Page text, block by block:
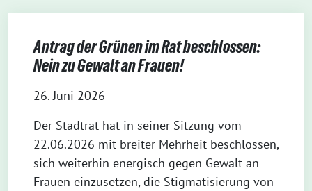
Antrag der Grünen im Rat beschlossen:
Nein zu Gewalt an Frauen!
26. Juni 2026
Der Stadtrat hat in seiner Sitzung vom
22.06.2026 mit breiter Mehrheit beschlossen,
sich weiterhin energisch gegen Gewalt an
Frauen einzusetzen, die Stigmatisierung von